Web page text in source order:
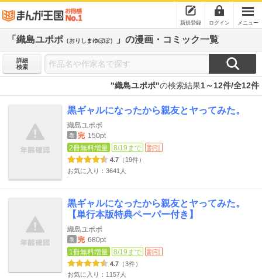
新規登録 ログイン メニュー
「織島ユポポ （おりしまゆぽぽ） 」の漫画・コミック一覧
詳細
検索
"織島ユポポ"の検索結果1～12件/全12件
黒ギャルになったから親友とヤってみた。
織島ユポポ
巻 完 150pt
2冊無料増量
8/19まで 割引
4.7 （19件）
お気に入り：3641人
黒ギャルになったから親友とヤってみた。
【単行本版特典ペーパー付き】
織島ユポポ
巻 完 680pt
1冊無料増量
8/19まで 割引
4.7 （3件）
お気に入り：1157人